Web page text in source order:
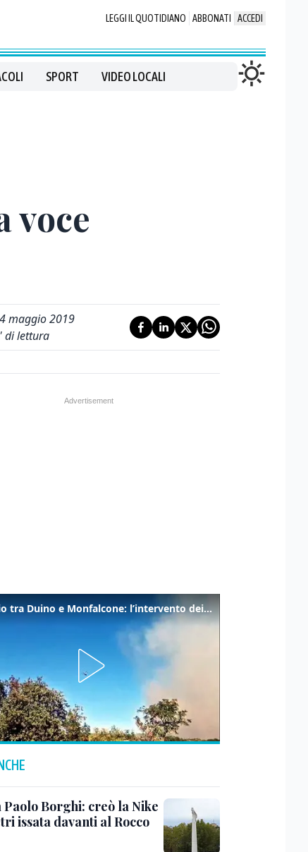
LEGGI IL QUOTIDIANO ABBONATI ACCEDI
SPORT VIDEO LOCALI
voce
maggio 2019
' di lettura
Incendio tra Duino e Monfalcone: l’intervento dei vigili del fuoco
Paolo Borghi: creò la Nike
issata davanti al Rocco